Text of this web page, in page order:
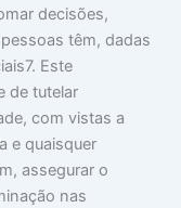
decisões,
têm, dadas
Este
de tutelar
com vistas a
e quaisquer
assegurar o
nas